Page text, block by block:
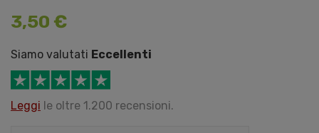
3,50 €
Siamo valutati Eccellenti
Leggi le oltre 1.200 recensioni.